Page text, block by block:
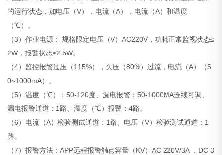
的运行状态，如电压（V），电流（A），电流（A）和温度
（℃）。
（3）作业电源： 规格限定电压（V）AC220V，功耗正常监视状态≤
2W，报警状态≤2.5W。
（4）监控报警过压（115%），欠压（80%）过流，电流（A）（5
0~1000mA）。
（5）温度（℃）：50-120度、漏电报警：50-1000MA连续可调、
漏电报警通道：1路、温度（℃）报警：4路。
（6）电流（A）检验测试通道：1路、电压（V）检验测试通道：1
路。
（7）报警方法：APP远程报警触点容量（KV）AC 220V/3A ，DC 3